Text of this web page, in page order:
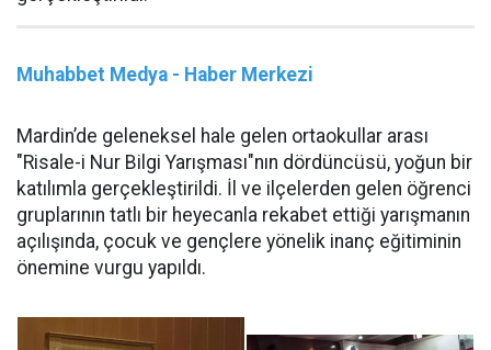
Muhabbet Medya - Haber Merkezi
Mardin’de geleneksel hale gelen ortaokullar arası
"Risale-i Nur Bilgi Yarışması"nın dördüncüsü, yoğun bir
katılımla gerçekleştirildi. İl ve ilçelerden gelen öğrenci
gruplarının tatlı bir heyecanla rekabet ettiği yarışmanın
açılışında, çocuk ve gençlere yönelik inanç eğitiminin
önemine vurgu yapıldı.